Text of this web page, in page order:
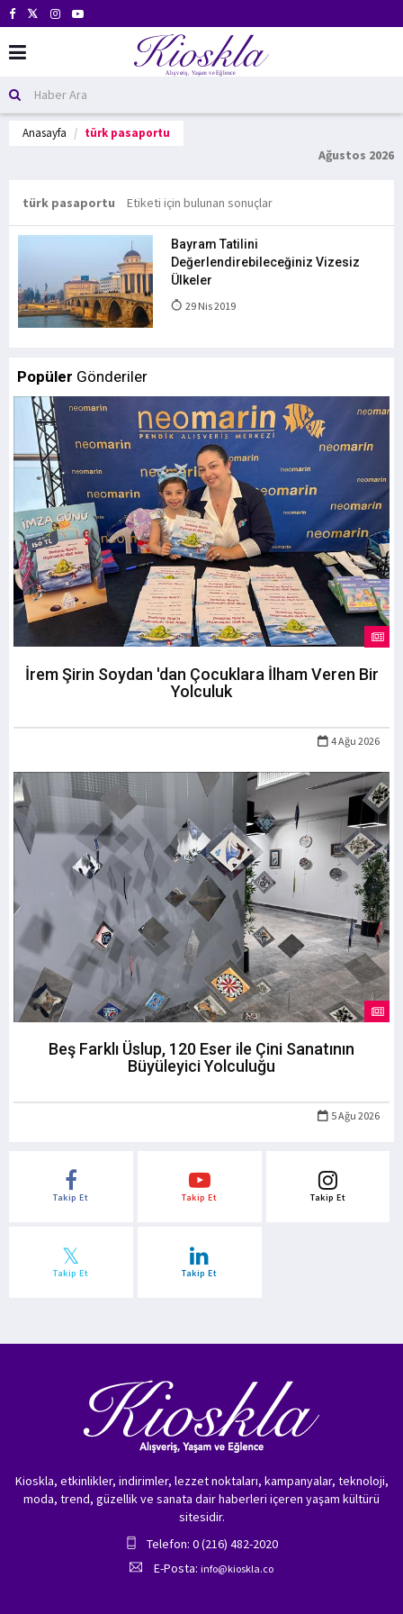
Anasayfa türk pasaportu
Ağustos 2026
türk pasaportu Etiketi için bulunan sonuçlar
Bayram Tatilini
Değerlendirebileceğiniz Vizesiz
Ülkeler
29 Nis 2019
Popüler Gönderiler
İrem Şirin Soydan 'dan Çocuklara İlham Veren Bir
Yolculuk
4 Ağu 2026
Beş Farklı Üslup, 120 Eser ile Çini Sanatının
Büyüleyici Yolculuğu
5 Ağu 2026
Takip Et Takip Et Takip Et
Takip Et Takip Et
Kioskla, etkinlikler, indirimler, lezzet noktaları, kampanyalar, teknoloji,
moda, trend, güzellik ve sanata dair haberleri içeren yaşam kültürü
sitesidir.
Telefon: 0 (216) 482-2020
E-Posta: info@kioskla.co